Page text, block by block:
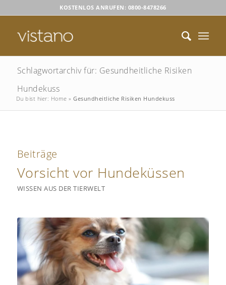
KOSTENLOS ANRUFEN: 0800-8478266
Schlagwortarchiv für: Gesundheitliche Risiken
Hundekuss
Du bist hier: Home »Gesundheitliche Risiken Hundekuss
Beiträge
Vorsicht vor Hundeküssen
WISSEN AUS DER TIERWELT